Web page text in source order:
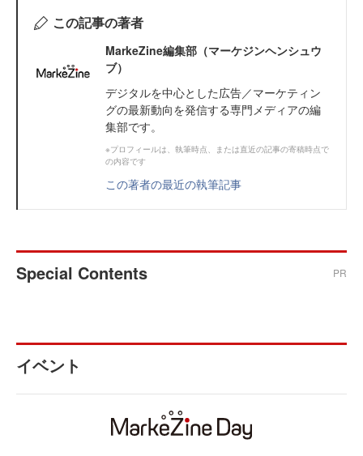
この記事の著者
MarkeZine編集部（マーケジンヘンシュウ
ブ）
デジタルを中心とした広告／マーケティン
グの最新動向を発信する専門メディアの編
集部です。
※プロフィールは、執筆時点、または直近の記事の寄稿時点で
の内容です
この著者の最近の執筆記事
Special Contents PR
イベント